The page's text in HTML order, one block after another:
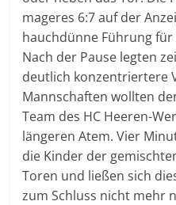
mageres 6:7 auf der
hauchdünne Führung für
Nach der Pause legten
deutlich konzentriertere
Mannschaften wollten
Team des HC Heeren-
längeren Atem. Vier
die Kinder der
Toren und ließen sich
zum Schluss nicht mehr